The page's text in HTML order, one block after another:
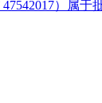
）属于